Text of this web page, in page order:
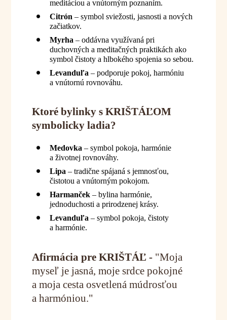
meditáciou a vnútorným poznaním.
Citrón – symbol sviežosti, jasnosti a nových
začiatkov.
Myrha – oddávna využívaná pri
duchovných a meditačných praktikách ako
symbol čistoty a hlbokého spojenia so sebou.
Levanduľa – podporuje pokoj, harmóniu
a vnútornú rovnováhu.
Ktoré bylinky s KRIŠTÁĽOM
symbolicky ladia?
Medovka– symbol pokoja, harmónie
a životnej rovnováhy.
Lipa– tradične spájaná s jemnosťou,
čistotou a vnútorným pokojom.
Harmanček– bylina harmónie,
jednoduchosti a prirodzenej krásy.
Levanduľa– symbol pokoja, čistoty
a harmónie.
Afirmácia pre KRIŠTÁĽ - "Moja
myseľ je jasná, moje srdce pokojné
a moja cesta osvetlená múdrosťou
a harmóniou."